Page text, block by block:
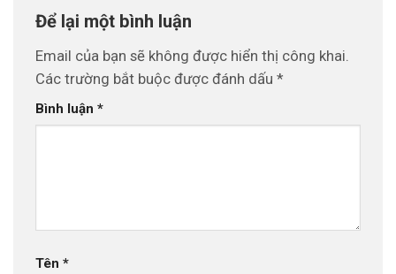
Để lại một bình luận
Email của bạn sẽ không được hiển thị công khai.
Các trường bắt buộc được đánh dấu *
Bình luận *
Tên *